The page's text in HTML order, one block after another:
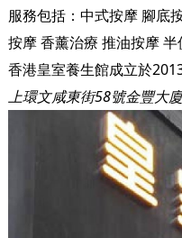
服務包括： 中式按摩 腳底
按摩香薰治療 推油按摩半
上環文咸東街58號金豐大